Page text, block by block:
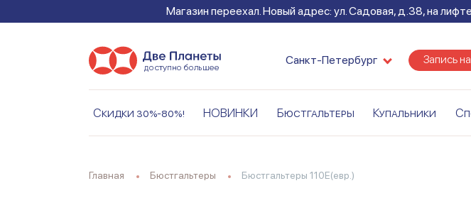
Магазин переехал. Новый адрес: ул. Садовая, д.38, на
Санкт-Петербург Запись
Скидки 30%-80%! НОВИНКИ Бюстгальтеры Купальники
Главная Бюстгальтеры Бюстгальтеры 110E(евр.)